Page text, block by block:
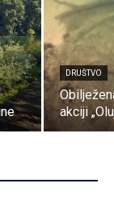
DRUŠTVO
akciji